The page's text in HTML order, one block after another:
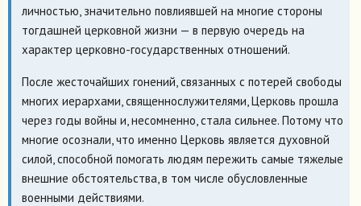
личностью, значительно повлиявшей на многие стороны
тогдашней церковной жизни — в первую очередь на
характер церковно-государственных отношений.
После жесточайших гонений, связанных с потерей свободы
многих иерархами, священнослужителями, Церковь прошла
через годы войны и, несомненно, стала сильнее. Потому что
многие осознали, что именно Церковь является духовной
силой, способной помогать людям пережить самые тяжелые
внешние обстоятельства, в том числе обусловленные
военными действиями.